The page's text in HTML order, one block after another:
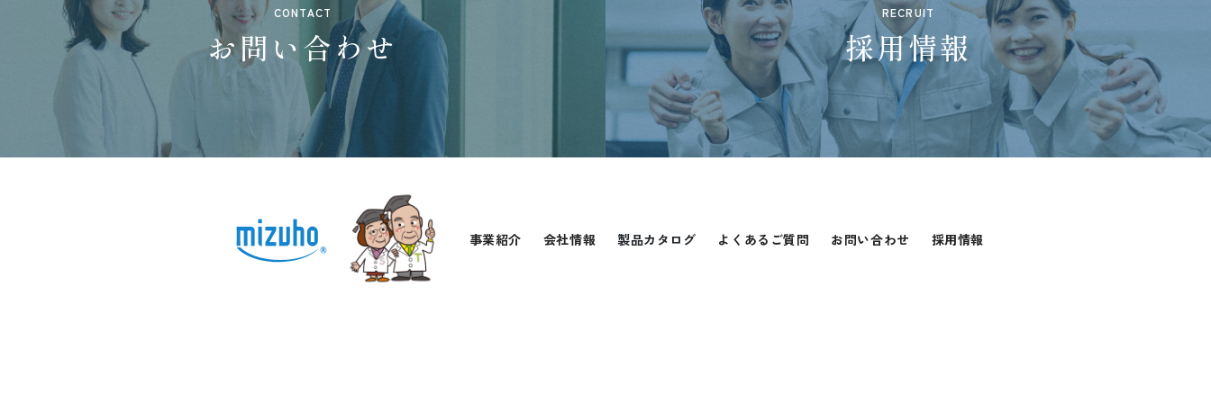
CONTACT
お問い合わせ
RECRUIT
採用情報
事業紹介 会社情報 製品カタログ よくあるご質問 お問い合わせ 採用情報